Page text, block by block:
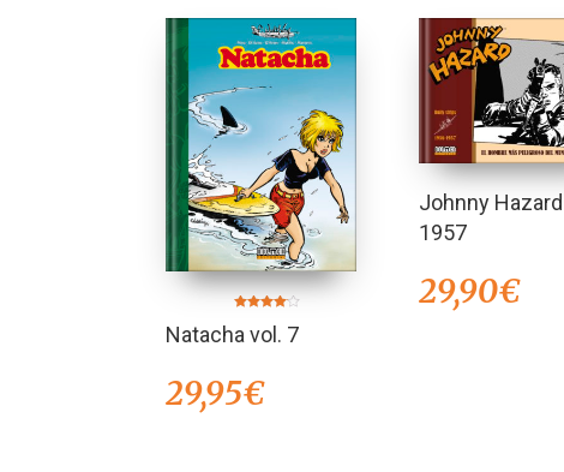
en
4.00
Natacha vol. 7
29,95€
Johnny
1957
29,90€